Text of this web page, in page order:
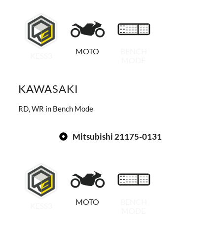
MOTO
KAWASAKI
RD, WR in Bench Mode
Mitsubishi 21175-0131
MOTO